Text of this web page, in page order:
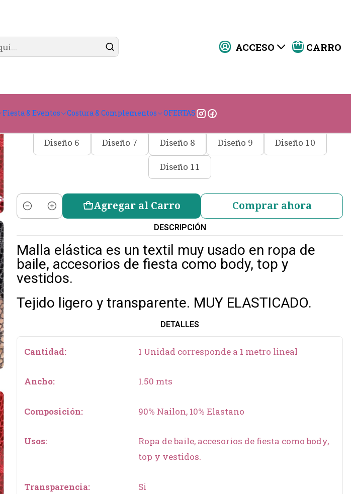
ACCESO CARRO
Fiesta & Eventos Costura & Complementos OFERTAS
Malla elasticada
Diseño 1 Diseño 2 Diseño 3
Diseño 6 Diseño 7 Diseño 8 Diseño 9 Diseño 10
Diseño 11
Cantidad
Agregar al Carro Comprar ahora
DESCRIPCIÓN
Malla elástica es un textil muy usado en ropa de
baile, accesorios de fiesta como body, top y
vestidos.
Tejido ligero y transparente. MUY ELASTICADO.
DETALLES
Cantidad: 1 Unidad corresponde a 1 metro lineal
Ancho: 1.50 mts
Composición: 90% Nailon, 10% Elastano
Usos:
Ropa de baile, accesorios de fiesta como body,
top y vestidos.
Transparencia: Si